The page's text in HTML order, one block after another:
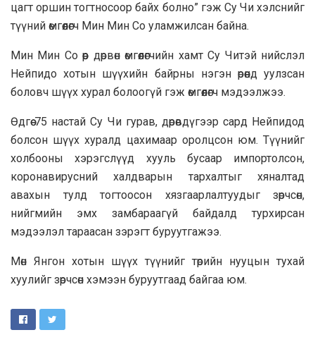
цагт оршин тогтносоор байх болно” гэж Су Чи хэлснийг
түүний өмгөөлөгч Мин Мин Со уламжилсан байна.
Мин Мин Со өөр дөрвөн өмгөөлөгчийн хамт Су Читэй нийслэл
Нейпидо хотын шүүхийн байрны нэгэн өрөөнд уулзсан
боловч шүүх хурал болоогүй гэж өмгөөлөгч мэдээлжээ.
Өдгөө 75 настай Су Чи гурав, дөрөвдүгээр сард Нейпидод
болсон шүүх хуралд цахимаар оролцсон юм. Түүнийг
холбооны хэрэгслүүд хууль бусаар импортолсон,
коронавирусний халдварын тархалтыг хяналтад
авахын тулд тогтоосон хязгаарлалтуудыг зөрчсөн,
нийгмийн эмх замбараагүй байдалд турхирсан
мэдээлэл тараасан зэрэгт буруутгажээ.
Мөн Янгон хотын шүүх түүнийг төрийн нууцын тухай
хуулийг зөрчсөн хэмээн буруутгаад байгаа юм.